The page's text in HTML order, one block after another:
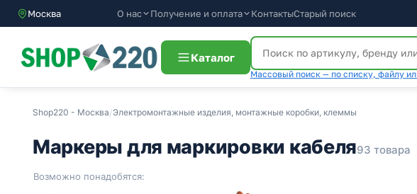
Москва О нас Получение и оплата КонтактыСтарый поиск
Каталог
Массовый поиск — по списку, файлу
Shop220 - Москва/Электромонтажные изделия, монтажные коробки, клеммы
Маркеры для маркировки кабеля93 товара
Возможно понадобятся: